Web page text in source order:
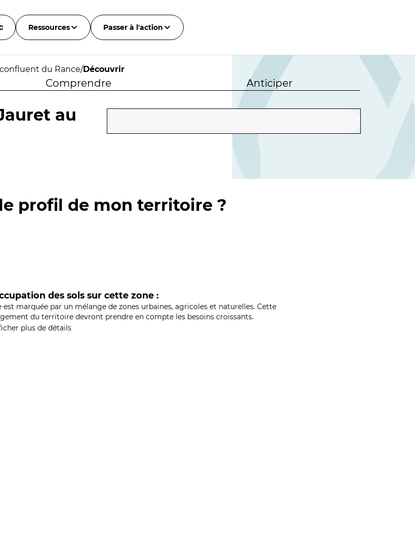
Ressources Passer à l'action
du Rance/Découvrir
Comprendre Anticiper
au
profil de mon territoire ?
des sols sur cette zone :
marquée par un mélange de zones urbaines, agricoles et naturelles. Cette
du territoire devront prendre en compte les besoins croissants.
plus de détails